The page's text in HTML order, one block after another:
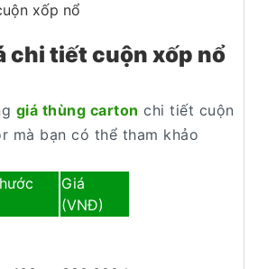
xốp nổ
chi tiết cuộn xốp nổ
giá thùng carton chi tiết cuộn
mà bạn có thể tham khảo
Giá
(VNĐ)